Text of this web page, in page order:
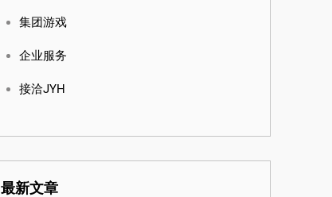
集团游戏
企业服务
接洽JYH
最新文章